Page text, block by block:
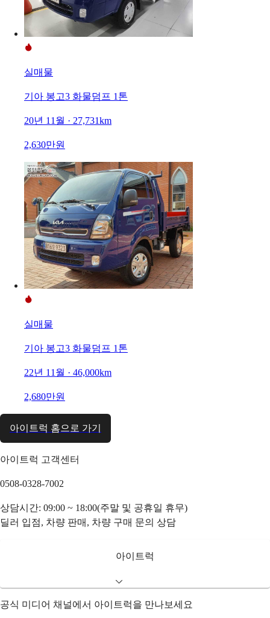
실매물
기아 봉고3 화물덤프 1톤
20년 11월 · 27,731km
2,630만원
실매물
기아 봉고3 화물덤프 1톤
22년 11월 · 46,000km
2,680만원
아이트럭 홈으로 가기
아이트럭 고객센터
0508-0328-7002
상담시간: 09:00 ~ 18:00(주말 및 공휴일 휴무)
딜러 입점, 차량 판매, 차량 구매 문의 상담
아이트럭
공식 미디어 채널에서 아이트럭을 만나보세요